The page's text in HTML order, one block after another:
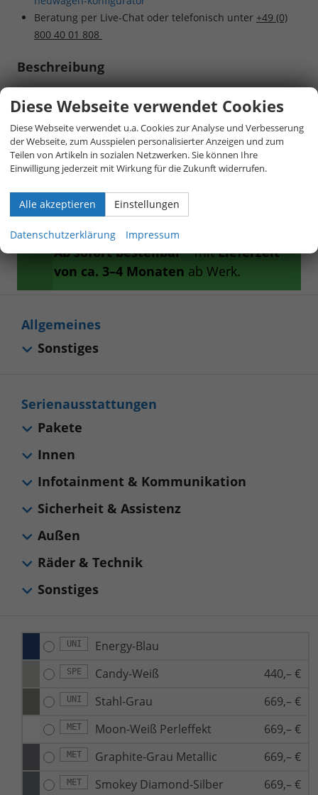
Beratung per Live-Chat oder telefonisch unter +49 (0)
800 40 01 808
Beschreibung
** Neu bei Europemobile:
Skoda Scala CLASSIC &
DYNAMIC **
Jetzt die neuen Sondermodelle mit
besonders attraktivem Preisvorteil
sichern.
Ab sofort bestellbar– mitLieferzeit
von ca. 3–4 Monaten ab Werk.
UNI Energy-Blau
SPE Candy-Weiß 440,– €
UNI Stahl-Grau 669,– €
MET Moon-Weiß Perleffekt 669,– €
MET Graphite-Grau Metallic 669,– €
MET
Smokey Diamond-Silber
669,– €
Allgemeines
Sonstiges
Serienausstattungen
Pakete
Innen
Infotainment & Kommunikation
Sicherheit & Assistenz
Außen
Räder & Technik
Sonstiges
Diese Webseite verwendet Cookies
Diese Webseite verwendet u.a. Cookies zur Analyse und Verbesserung
der Webseite, zum Ausspielen personalisierter Anzeigen und zum
Teilen von Artikeln in sozialen Netzwerken. Sie können Ihre
Einwilligung jederzeit mit Wirkung für die Zukunft widerrufen.
Alle akzeptieren Einstellungen
Datenschutzerklärung Impressum